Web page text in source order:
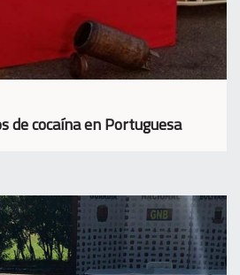
de cocaína en Portuguesa